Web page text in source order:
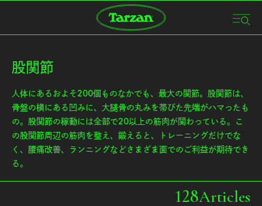
股関節
人体にあるおよそ200個ものなかでも、最大の関節。股関節は、
骨盤の横にある凹みに、大腿骨の丸みを帯びた先端がハマったも
の。股関節の稼動には全部で20以上の筋肉が関わっている。こ
の股関節周辺の筋肉を整え、鍛えると、トレーニングだけでな
く、腰痛改善、ランニングなどさまざま面でのご利益が期待でき
る。
128Articles